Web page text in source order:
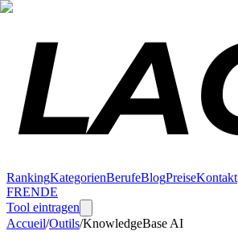
RankingKategorienBerufeBlogPreiseKontakt
FRENDE
Tool eintragen
Accueil/Outils/KnowledgeBase AI